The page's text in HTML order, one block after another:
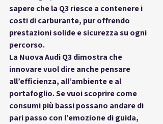
sapere che la Q3 riesce a contenere i
costi di carburante, pur offrendo
prestazioni solide e sicurezza su ogni
percorso.
La Nuova Audi Q3 dimostra che
innovare vuol dire anche pensare
all’efficienza, all’ambiente e al
portafoglio. Se vuoi scoprire come
consumi più bassi possano andare di
pari passo con l’emozione di guida,